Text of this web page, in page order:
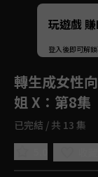
Unmute
如有
玩遊戲 賺
登入後即可解
轉生成女性
姐 X ：第8集
已完結 / 共 13 集